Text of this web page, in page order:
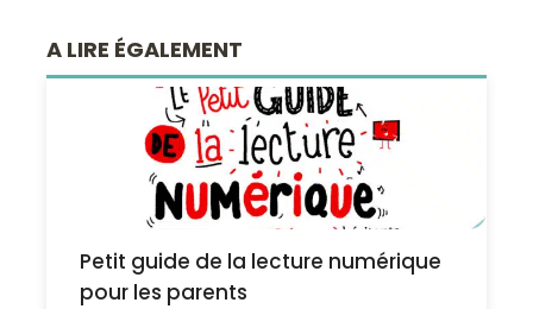
A LIRE ÉGALEMENT
Petit guide de la lecture numérique
pour les parents